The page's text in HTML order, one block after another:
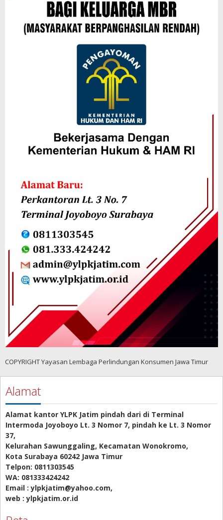
COPYRIGHT Yayasan Lembaga Perlindungan Konsumen Jawa Timur
Alamat
Alamat kantor YLPK Jatim pindah dari di Terminal
Intermoda Joyoboyo Lt. 3 Nomor 7, pindah ke Lt. 3 Nomor
37,
Kelurahan Sawunggaling, Kecamatan Wonokromo,
Kota Surabaya 60242 Jawa Timur
Telpon: 0811303545
WA: 081333424242
Email : ylpkjatim@yahoo.com,
web : ylpkjatim.or.id